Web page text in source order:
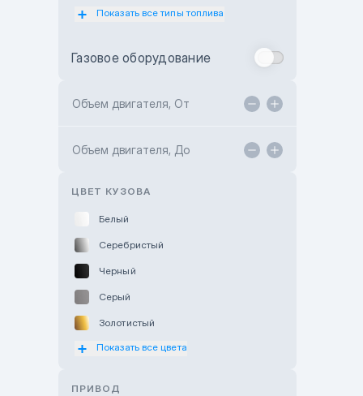
Subaru Motor Almaty
Toyota Kokshetau
Hyundai ShymCity
Показать все типы топлива
Газовое оборудование
Объем двигателя, От
Объем двигателя, До
ЦВЕТ КУЗОВА
Белый
Серебристый
Черный
Серый
Золотистый
Оранжевый
Показать все цвета
ПРИВОД